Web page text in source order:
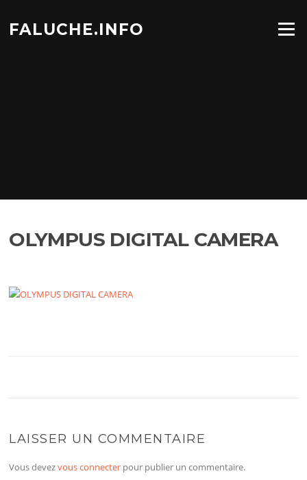
contenu
FALUCHE.INFO Menu
OLYMPUS DIGITAL CAMERA
LAISSER UN COMMENTAIRE
Vous devezvous connecter pour publier un commentaire.